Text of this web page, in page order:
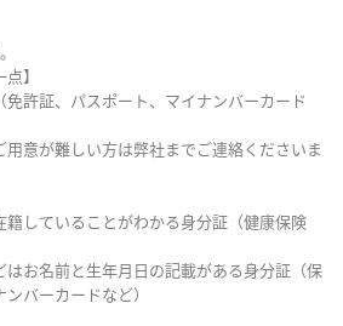
】
許証、パスポート、マイナンバーカード
意が難しい方は弊社までご連絡くださいま
していることがわかる身分証（健康保険
お名前と生年月日の記載がある身分証（保
バーカードなど）